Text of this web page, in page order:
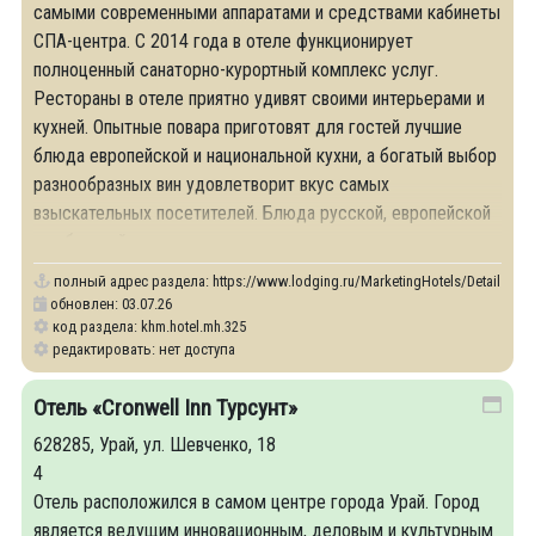
самыми современными аппаратами и средствами кабинеты
СПА-центра. С 2014 года в отеле функционирует
полноценный санаторно-курортный комплекс услуг.
Рестораны в отеле приятно удивят своими интерьерами и
кухней. Опытные повара приготовят для гостей лучшие
блюда европейской и национальной кухни, а богатый выбор
разнообразных вин удовлетворит вкус самых
взыскательных посетителей. Блюда русской, европейской
полный адрес раздела: https://www.lodging.ru/MarketingHotels/Details/325
обновлен: 03.07.26
код раздела: khm.hotel.mh.325
редактировать: нет доступа
Отель «Cronwell Inn Турсунт»
628285, Урай, ул. Шевченко, 18
4
Отель расположился в самом центре города Урай. Город
является ведущим инновационным, деловым и культурным